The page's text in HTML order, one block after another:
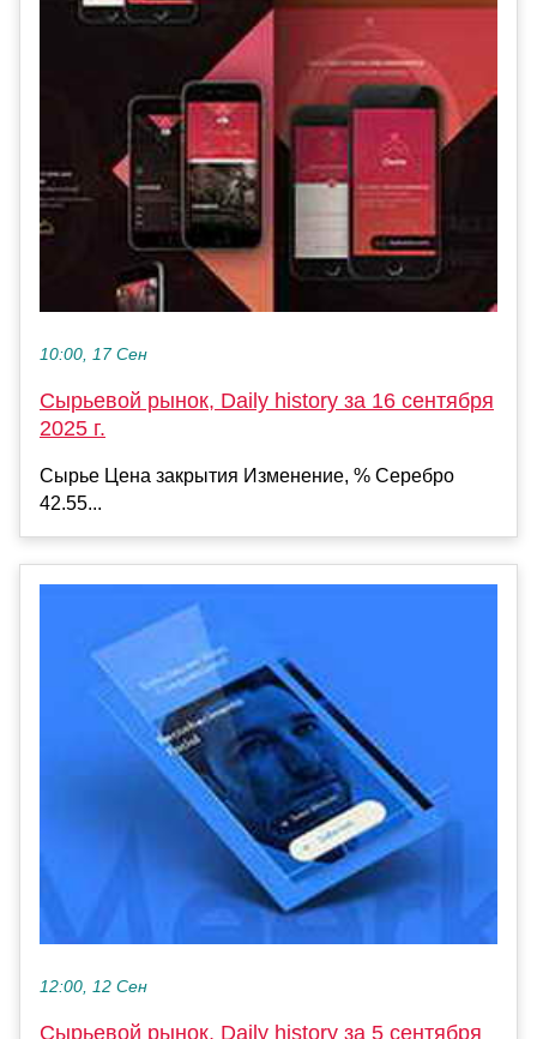
10:00, 17 Сен
Сырьевой рынок, Daily history за 16 сентября
2025 г.
Сырье Цена закрытия Изменение, % Серебро
42.55...
12:00, 12 Сен
Сырьевой рынок, Daily history за 5 сентября